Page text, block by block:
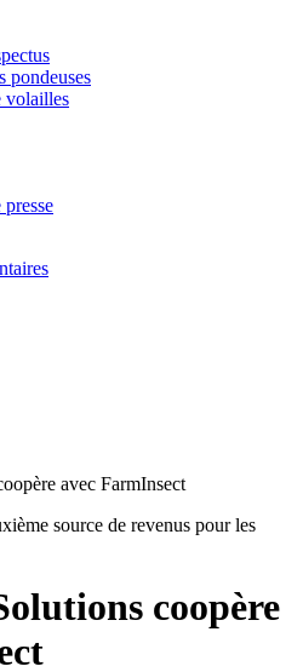
pondeuses
volailles
avec FarmInsect
source de revenus pour les
coopère